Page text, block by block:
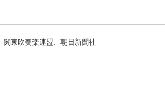
関東吹奏楽連盟、朝日新聞社